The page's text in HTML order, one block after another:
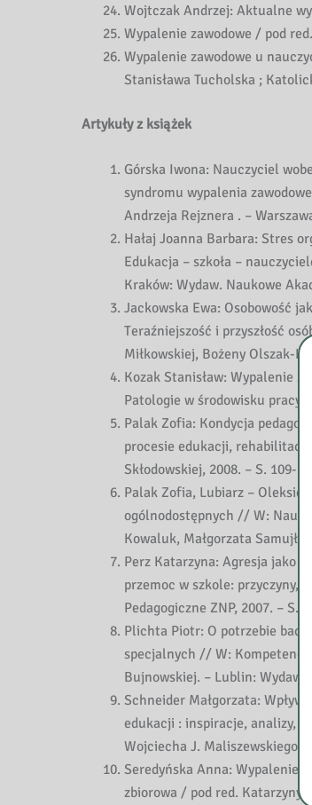
Wojtczak Andrzej: Aktualne
Wypalenie zawodowe / pod
Wypalenie zawodowe u
Stanisława Tucholska ;
Artykuły z książek
Górska Iwona: Nauczyciel
syndromu wypalenia
Andrzeja Rejznera . –
Hałaj Joanna Barbara: Stres
Edukacja – szkoła –
Kraków: Wydaw. Naukowe
Jackowska Ewa: Osobowość
Teraźniejszość i przyszłość
Miłkowskiej, Bożeny Olszak-
Kozak Stanisław: Wypalenie
Patologie w środowisku pracy :
Palak Zofia: Kondycja
procesie edukacji,
Skłodowskiej, 2008. – S. 109-119.
Palak Zofia, Lubiarz –
ogólnodostępnych // W:
Kowaluk, Małgorzata
Perz Katarzyna: Agresja jako
przemoc w szkole: przyczyny,
Pedagogiczne ZNP, 2007. – S.
Plichta Piotr: O potrzebie
specjalnych // W:
Bujnowskiej. – Lublin:
Schneider Małgorzata:
edukacji : inspiracje, analizy,
Wojciecha J. Maliszewskiego.
Seredyńska Anna: Wypalenie
zbiorowa / pod red. Katarzyny